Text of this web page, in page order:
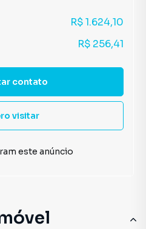
R$ 1.624,10
R$ 256,41
contato
visitar
este anúncio